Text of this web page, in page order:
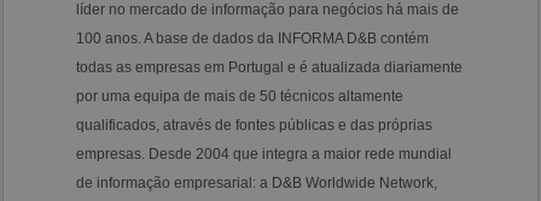
líder no mercado de informação para negócios há mais de
100 anos. A base de dados da INFORMA D&B contém
todas as empresas em Portugal e é atualizada diariamente
por uma equipa de mais de 50 técnicos altamente
qualificados, através de fontes públicas e das próprias
empresas. Desde 2004 que integra a maior rede mundial
de informação empresarial: a D&B Worldwide Network,